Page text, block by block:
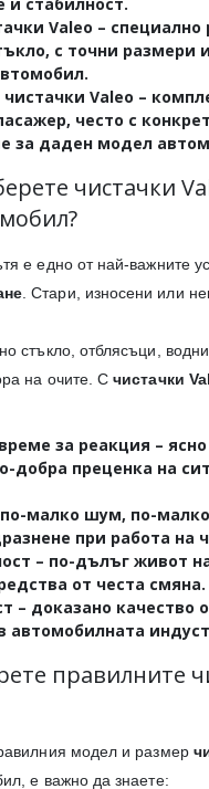
Valeo – специално
с точни размери
Valeo –
често с
за даден модел
чистачки
е едно от най-важните
. Стари, износени или
стъкло, отблясъци,
на очите. Счистачки
за реакция –
добра преценка на
малко шум, по-
при работа на
– по-дълъг живот
от честа смяна.
– доказано качество
автомобилната
правилните
модел и размер
е важно да знаете: